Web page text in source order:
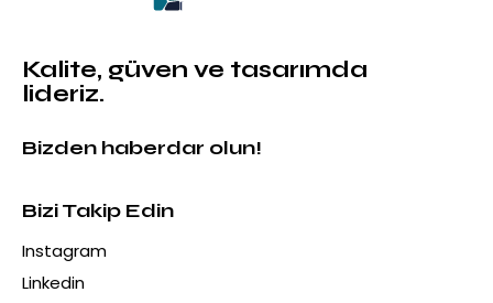
Kalite, güven ve tasarımda
lideriz.
Bizden haberdar olun!
Bizi Takip Edin
Instagram
Linkedin